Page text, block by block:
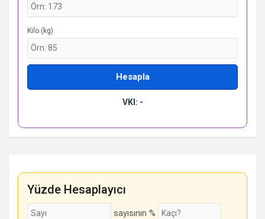
Kilo (kg)
Hesapla
VKI: -
Yüzde Hesaplayıcı
sayısının %